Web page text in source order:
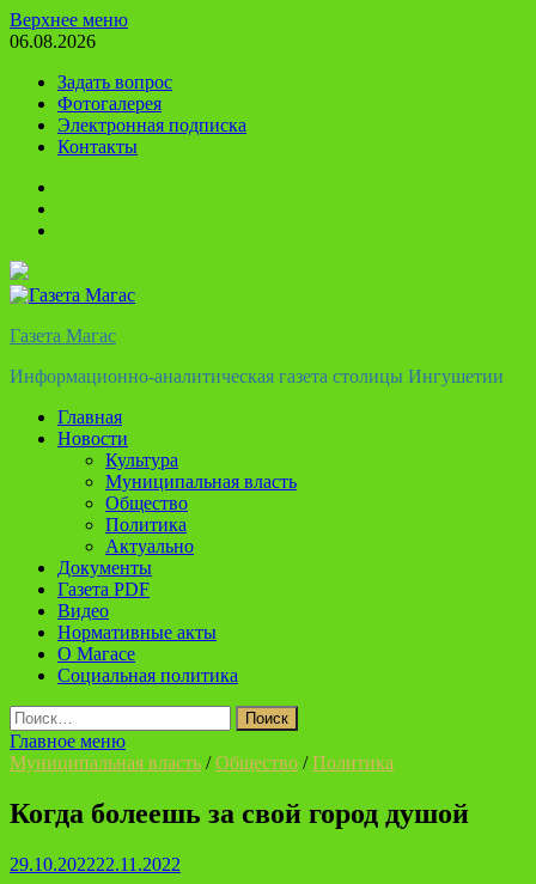
Перейти
к
Верхнее меню
06.08.2026
Задать вопрос
Фотогалерея
Электронная подписка
Контакты
Газета Магас
Информационно-аналитическая газета столицы Ингушетии
Главная
Новости
Культура
Муниципальная власть
Общество
Политика
Актуально
Документы
Газета PDF
Видео
Нормативные акты
О Магасе
Социальная политика
Найти:
Главное меню
Муниципальная власть /Общество /Политика
Когда болеешь за свой город душой
29.10.202222.11.2022